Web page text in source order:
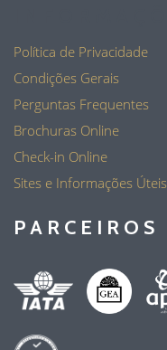
Política de Privacidade
Condições Gerais
Perguntas Frequentes
Brochuras Online
Check-in Online
Sites e Informações Úteis
PARCEIROS